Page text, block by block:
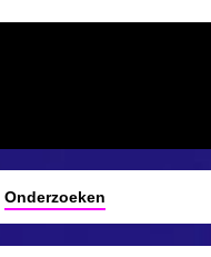
Onderzoeken